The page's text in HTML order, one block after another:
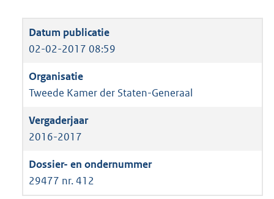
02-02-2017 08:59
Tweede Kamer der Staten-Generaal
2016-2017
29477 nr. 412